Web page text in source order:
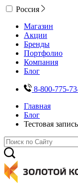
Россия
Магазин
Акции
Бренды
Портфолио
Компания
Блог
8-800-775-
Главная
Блог
Тестовая запись